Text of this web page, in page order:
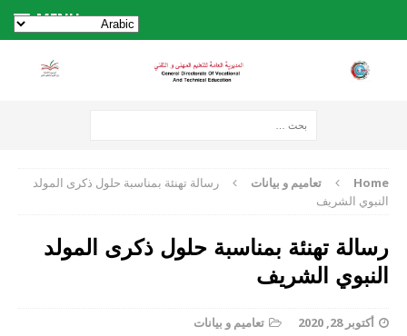
MENU
Home تعاميم و بيانات
رسالة تهنئة بمناسبة حلول ذكرى المولد
النبوي الشريف
رسالة تهنئة بمناسبة حلول ذكرى المولد
النبوي الشريف
أكتوبر 28, 2020 تعاميم و بيانات